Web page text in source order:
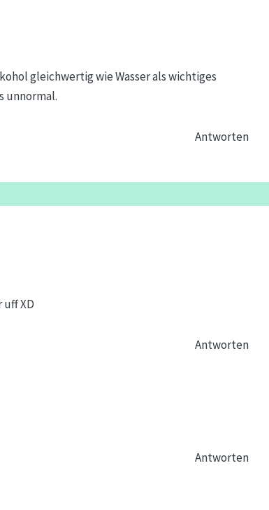
gleichwertig wie Wasser als wichtiges
unnormal.
Antworten
uff XD
Antworten
Antworten